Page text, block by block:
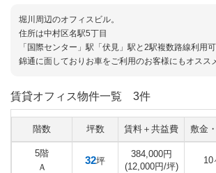
堀川周辺のオフィスビル。
住所は中村区名駅5丁目
「国際センター」駅「伏見」駅と2駅複数路線利用可
錦通に面しておりお車をご利用のお客様にもオスス
賃貸オフィス物件一覧 3件
階数 坪数 賃料＋共益費 敷金
5階
Ａ
32坪
384,000円
(12,000円/坪)
10